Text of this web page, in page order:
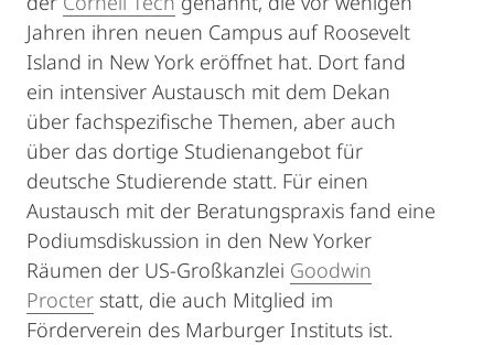
Jahren ihren neuen Campus auf Roosevelt
Island in New York eröffnet hat. Dort fand
ein intensiver Austausch mit dem Dekan
über fachspezifische Themen, aber auch
über das dortige Studienangebot für
deutsche Studierende statt. Für einen
Austausch mit der Beratungspraxis fand eine
Podiumsdiskussion in den New Yorker
Räumen der US-Großkanzlei Goodwin
Procter statt, die auch Mitglied im
Förderverein des Marburger Instituts ist.